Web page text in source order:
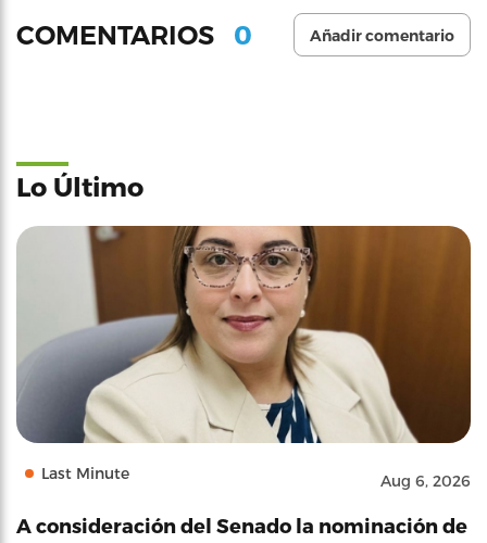
COMENTARIOS 0 Añadir comentario
Lo Último
Last Minute Aug 6, 2026
A consideración del Senado la nominación de